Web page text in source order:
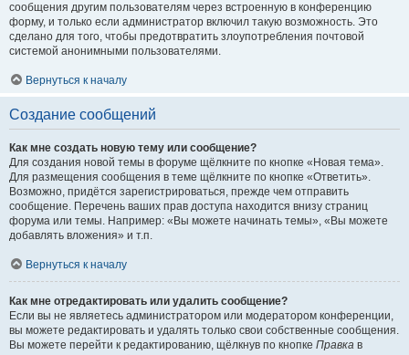
сообщения другим пользователям через встроенную в конференцию
форму, и только если администратор включил такую возможность. Это
сделано для того, чтобы предотвратить злоупотребления почтовой
системой анонимными пользователями.
Вернуться к началу
Создание сообщений
Как мне создать новую тему или сообщение?
Для создания новой темы в форуме щёлкните по кнопке «Новая тема».
Для размещения сообщения в теме щёлкните по кнопке «Ответить».
Возможно, придётся зарегистрироваться, прежде чем отправить
сообщение. Перечень ваших прав доступа находится внизу страниц
форума или темы. Например: «Вы можете начинать темы», «Вы можете
добавлять вложения» и т.п.
Вернуться к началу
Как мне отредактировать или удалить сообщение?
Если вы не являетесь администратором или модератором конференции,
вы можете редактировать и удалять только свои собственные сообщения.
Вы можете перейти к редактированию, щёлкнув по кнопке Правка в